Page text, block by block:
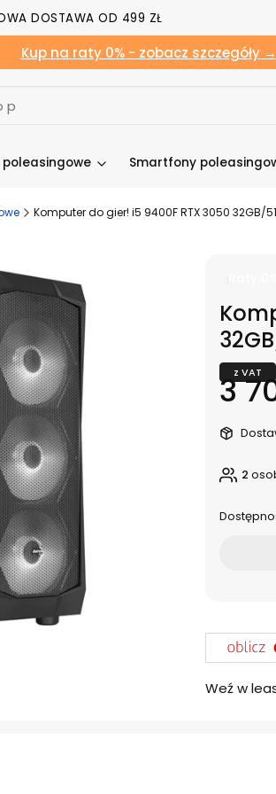
DOSTAWA OD 499 ZŁ
Kup na raty 0% - zobacz szczegóły →
Smartfony
Komputer do gier! i5 9400F RTX 3050 32GB/
z VAT
3
2
Weź w